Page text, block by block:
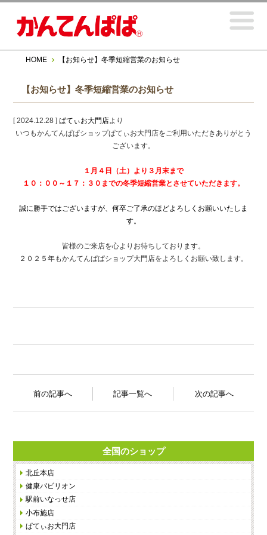
HOME 【お知らせ】冬季短縮営業のお知らせ
【お知らせ】冬季短縮営業のお知らせ
[ 2024.12.28 ]ぱてぃお大門店より
いつもかんてんぱぱショップぱてぃお大門店をご利用いただきありがとう
ございます。
１月４日（土）より３月末まで
１０：００～１７：３０までの冬季短縮営業とさせていただきます。
誠に勝手ではございますが、何卒ご了承のほどよろしくお願いいたしま
す。
皆様のご来店を心よりお待ちしております。
２０２５年もかんてんぱぱショップ大門店をよろしくお願い致します。
前の記事へ 記事一覧へ 次の記事へ
全国のショップ
北丘本店
健康パビリオン
駅前いなっせ店
小布施店
ぱてぃお大門店